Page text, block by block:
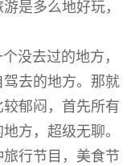
是多么地好玩，
去过的地方，
去的地方。那就
郁闷，首先所有
方，超级无聊。
行节目，美食节